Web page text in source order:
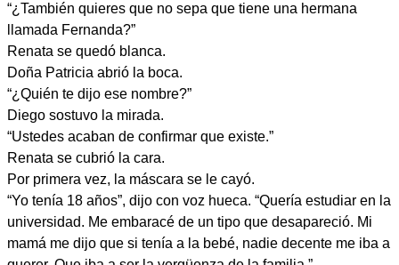
“¿También quieres que no sepa que tiene una hermana
llamada Fernanda?”
Renata se quedó blanca.
Doña Patricia abrió la boca.
“¿Quién te dijo ese nombre?”
Diego sostuvo la mirada.
“Ustedes acaban de confirmar que existe.”
Renata se cubrió la cara.
Por primera vez, la máscara se le cayó.
“Yo tenía 18 años”, dijo con voz hueca. “Quería estudiar en la
universidad. Me embaracé de un tipo que desapareció. Mi
mamá me dijo que si tenía a la bebé, nadie decente me iba a